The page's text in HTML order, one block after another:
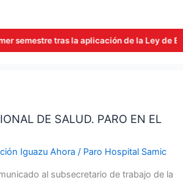
tras la aplicación de la Ley de
DE SALUD. PARO EN EL
Iguazu Ahora / Paro Hospital Samic
al subsecretario de trabajo de la